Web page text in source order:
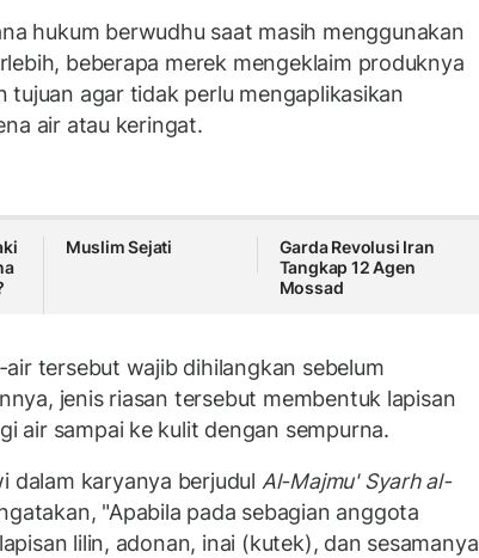
hukum berwudhu saat masih menggunakan
beberapa merek mengeklaim produknya
tujuan agar tidak perlu mengaplikasikan
air atau keringat.
Muslim Sejati
Garda Revolusi Iran
Tangkap 12 Agen
Mossad
air tersebut wajib dihilangkan sebelum
jenis riasan tersebut membentuk lapisan
air sampai ke kulit dengan sempurna.
dalam karyanya berjudul Al-Majmu' Syarh al-
"Apabila pada sebagian anggota
lilin, adonan, inai (kutek), dan sesamanya